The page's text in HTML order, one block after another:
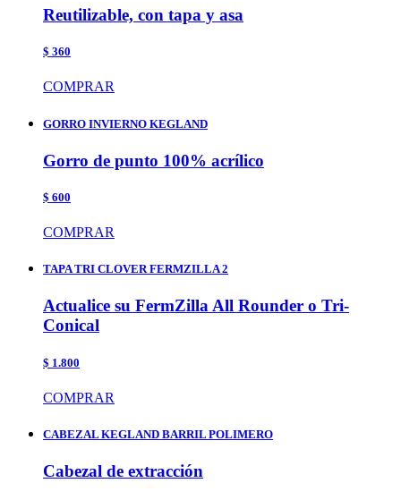
Reutilizable, con tapa y asa
$ 360
COMPRAR
GORRO INVIERNO KEGLAND
Gorro de punto 100% acrílico
$ 600
COMPRAR
TAPA TRI CLOVER FERMZILLA 2
Actualice su FermZilla All Rounder o Tri-
Conical
$ 1.800
COMPRAR
CABEZAL KEGLAND BARRIL POLIMERO
Cabezal de extracción